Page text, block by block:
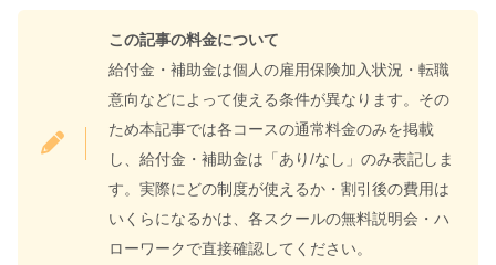
この記事の料金について
給付金・補助金は個人の雇用保険加入状況・転職
意向などによって使える条件が異なります。その
ため本記事では各コースの通常料金のみを掲載
し、給付金・補助金は「あり/なし」のみ表記しま
す。実際にどの制度が使えるか・割引後の費用は
いくらになるかは、各スクールの無料説明会・ハ
ローワークで直接確認してください。